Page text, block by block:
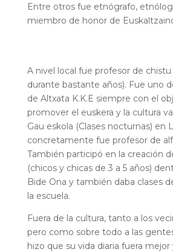
Entre otros fue etnógrafo,
miembro de honor de
A nivel local fue profesor de chistu
durante bastante años). Fue uno
de Altxata K.K.E siempre con el
promover el euskera y la cultura
Gau eskola (Clases nocturnas) en
concretamente fue profesor de
También participó en la creación
(chicos y chicas de 3 a 5 años)
Bide Ona y también daba clases
la escuela.
Fuera de la cultura, tanto a los
pero como sobre todo a las
hizo que su vida diaria fuera